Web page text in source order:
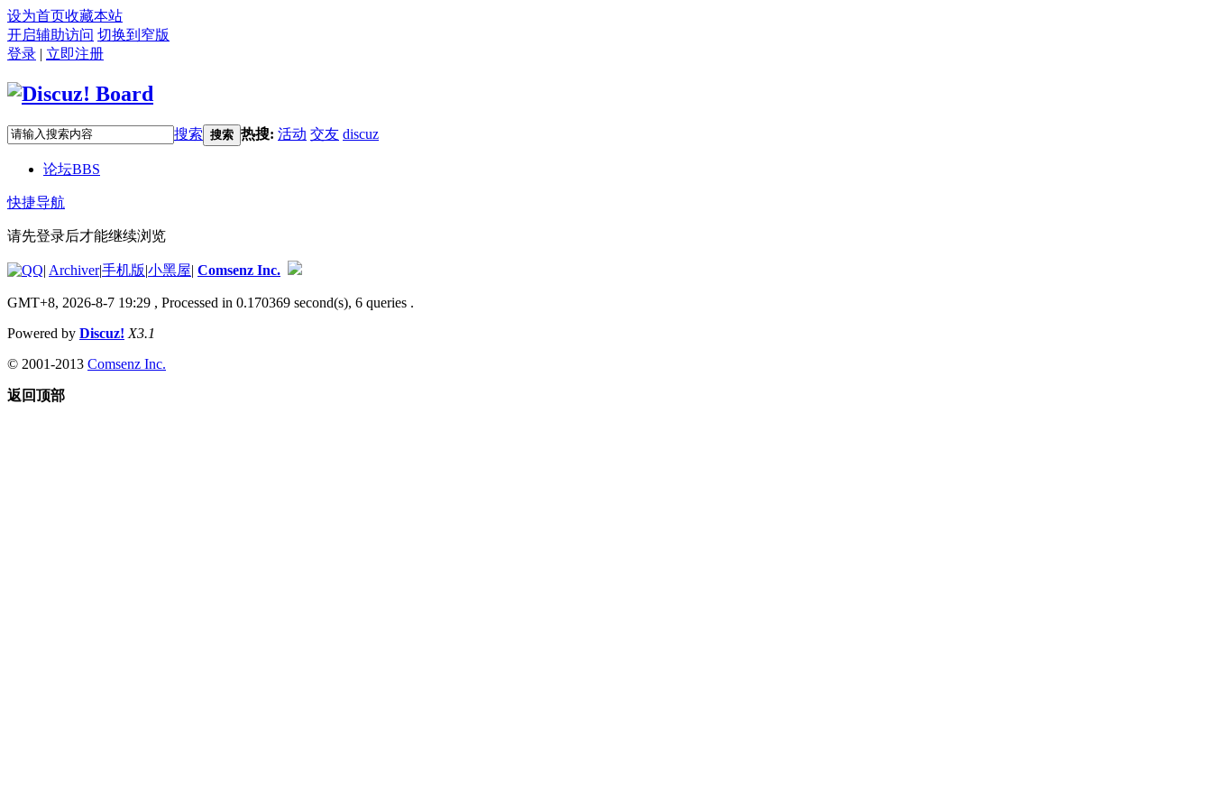
设为首页收藏本站
开启辅助访问 切换到窄版
登录 | 立即注册
搜索 搜索 热搜: 活动 交友 discuz
论坛BBS
快捷导航
请先登录后才能继续浏览
| Archiver|手机版|小黑屋| Comsenz Inc.
GMT+8, 2026-8-7 19:29 , Processed in 0.170369 second(s), 6 queries .
Powered by Discuz! X3.1
© 2001-2013 Comsenz Inc.
返回顶部